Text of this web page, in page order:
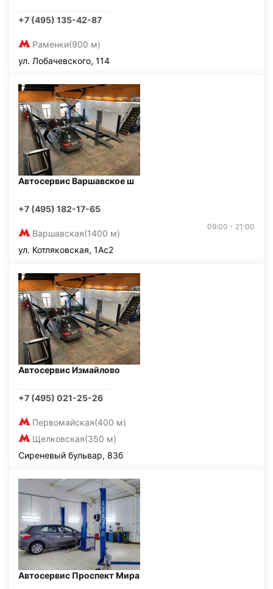
+7 (495) 135-42-87
Раменки(900 м)
ул. Лобачевского, 114
Автосервис Варшавское ш
+7 (495) 182-17-65
Варшавская(1400 м)
09:00 - 21:00
ул. Котляковская, 1Ас2
Автосервис Измайлово
+7 (495) 021-25-26
Первомайская(400 м)
Щелковская(350 м)
Сиреневый бульвар, 83б
Автосервис Проспект Мира